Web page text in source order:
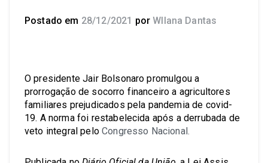
Postado em 28/12/2021 por Wllana Dantas
O presidente Jair Bolsonaro promulgou a
prorrogação de socorro financeiro a agricultores
familiares prejudicados pela pandemia de covid-
19. A norma foi restabelecida após a derrubada de
veto integral peloCongresso Nacional.